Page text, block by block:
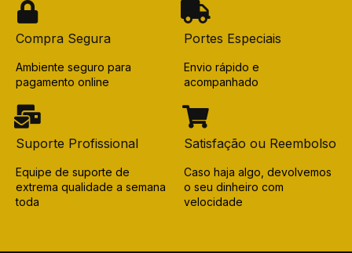
Compra Segura
Ambiente seguro para
pagamento online
Portes Especiais
Envio rápido e
acompanhado
Suporte Profissional
Equipe de suporte de
extrema qualidade a semana
toda
Satisfação ou Reembolso
Caso haja algo, devolvemos
o seu dinheiro com
velocidade